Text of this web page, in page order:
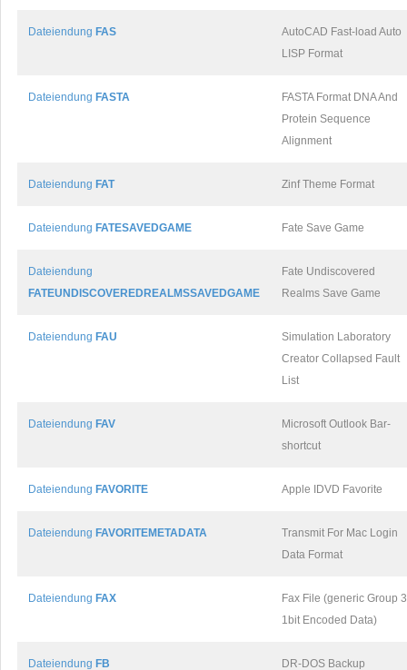
Dateiendung FAS
AutoCAD Fast-load Auto
LISP Format
Dateiendung FASTA
FASTA Format DNA And
Protein Sequence
Alignment
Dateiendung FAT Zinf Theme Format
Dateiendung FATESAVEDGAME Fate Save Game
Dateiendung
FATEUNDISCOVEREDREALMSSAVEDGAME
Fate Undiscovered
Realms Save Game
Dateiendung FAU
Simulation Laboratory
Creator Collapsed Fault
List
Dateiendung FAV
Microsoft Outlook Bar-
shortcut
Dateiendung FAVORITE Apple IDVD Favorite
Dateiendung FAVORITEMETADATA
Transmit For Mac Login
Data Format
Dateiendung FAX
Fax File (generic Group 3
1bit Encoded Data)
Dateiendung FB DR-DOS Backup